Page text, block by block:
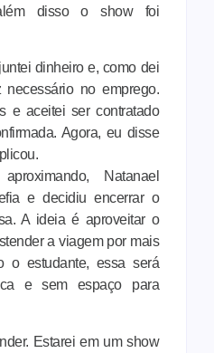
disso o show foi
dinheiro e, como dei
no emprego.
e aceitei ser contratado
Agora, eu disse
Natanael
e decidiu encerrar o
A ideia é aproveitar o
a viagem por mais
o estudante, essa será
e sem espaço para
Estarei em um show